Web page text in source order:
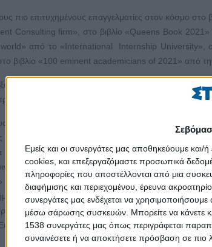
Εμείς και οι συνεργάτες μας αποθηκεύουμε
cookies, και επεξεργαζόμαστε προσωπικά
πληροφορίες που αποστέλλονται από μια
διαφήμισης και περιεχομένου, έρευνα
συνεργάτες μας ενδέχεται να
μέσω σάρωσης συσκευών. Μπορείτε να κάνετε
1538 συνεργάτες μας όπως περιγράφεται
συναινέσετε ή να αποκτήσετε πρόσβαση σε πιο
πιο επιτυχημένους επαγγελματίες στον κόσμο
Consulting firm», στο βιβλίο «Queens Book
από το «International Internship University»,
βιβλίο «100 eminent academicians of 2021» από
των Διεθνών Περιοδικών «Ιnsights/
«Ηeidens».
μέσα από πρότζεκτ αστρονομίας και φυσικής και
επιστημονικών βιβλίων για παιδιά. Είναι
οποία εστιάζουν στους Στόχους Βιώσιμης
ακτιβίστρια, πρέσβειρα της Ειρήνης,
και της Οικουμενικής Δελφικής Ένωσης και
του Harvard. Για τα διεθνή πρότζεκτ της έχει
Οργανισμούς. Πρόσφατα έγινε
HelpHellas.